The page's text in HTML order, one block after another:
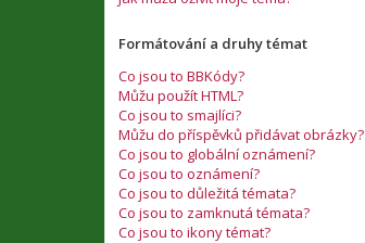
Formátování a druhy témat
Co jsou to BBKódy?
Můžu použít HTML?
Co jsou to smajlíci?
Můžu do příspěvků přidávat obrázky?
Co jsou to globální oznámení?
Co jsou to oznámení?
Co jsou to důležitá témata?
Co jsou to zamknutá témata?
Co jsou to ikony témat?